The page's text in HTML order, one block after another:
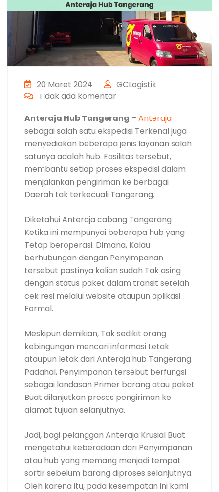
20 Maret 2024
GCLogistik
Tidak ada komentar
Anteraja Hub Tangerang – Anteraja
sebagai salah satu ekspedisi Terkenal juga
menyediakan beberapa jenis layanan salah
satunya adalah hub. Fasilitas tersebut,
membantu setiap proses ekspedisi dalam
menjalankan pengiriman ke berbagai
Daerah tak terkecuali Tangerang.
Diketahui Anteraja cabang Tangerang
Ketika ini mempunyai beberapa hub yang
Tetap beroperasi. Dimana, Kalau
berhubungan dengan Penyimpanan
tersebut pastinya kalian sudah Tak asing
dengan status paket dalam transit setelah
cek resi melalui website ataupun aplikasi
Formal.
Meskipun demikian, Tak sedikit orang
kebingungan mencari informasi Letak
ataupun letak dari Anteraja hub Tangerang.
Padahal, Penyimpanan tersebut berfungsi
sebagai landasan Primer barang atau paket
Buat dilanjutkan proses pengiriman ke
alamat tujuan selanjutnya.
Jadi, bagi pelanggan Anteraja Krusial Buat
mengetahui keberadaan dari Penyimpanan
atau hub yang memang menjadi tempat
sortir sebelum barang diproses selanjutnya.
Oleh karena itu, pada kesempatan ini kami